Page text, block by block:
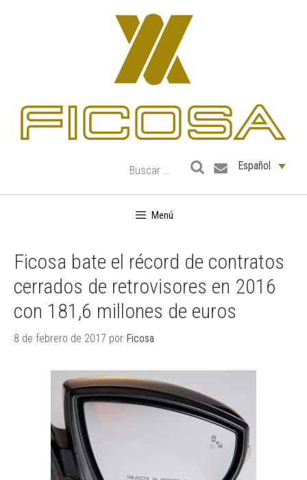
Español
Menú
Ficosa bate el récord de contratos
cerrados de retrovisores en 2016
con 181,6 millones de euros
8 de febrero de 2017 por Ficosa